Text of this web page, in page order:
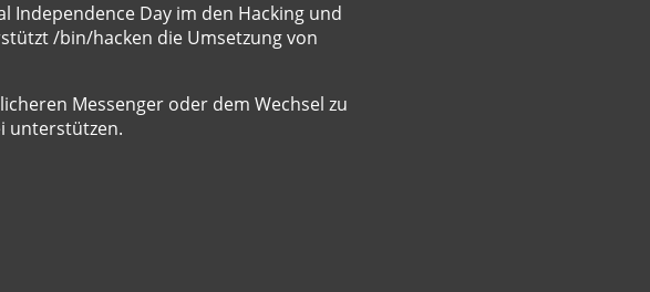
Independence Day im den Hacking und
/bin/hacken die Umsetzung von
Messenger oder dem Wechsel zu
unterstützen.